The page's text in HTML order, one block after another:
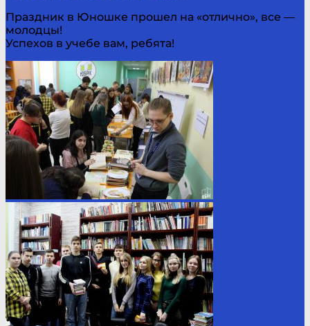
Праздник в Юношке прошел на «отлично», все —
молодцы!
Успехов в учебе вам, ребята!